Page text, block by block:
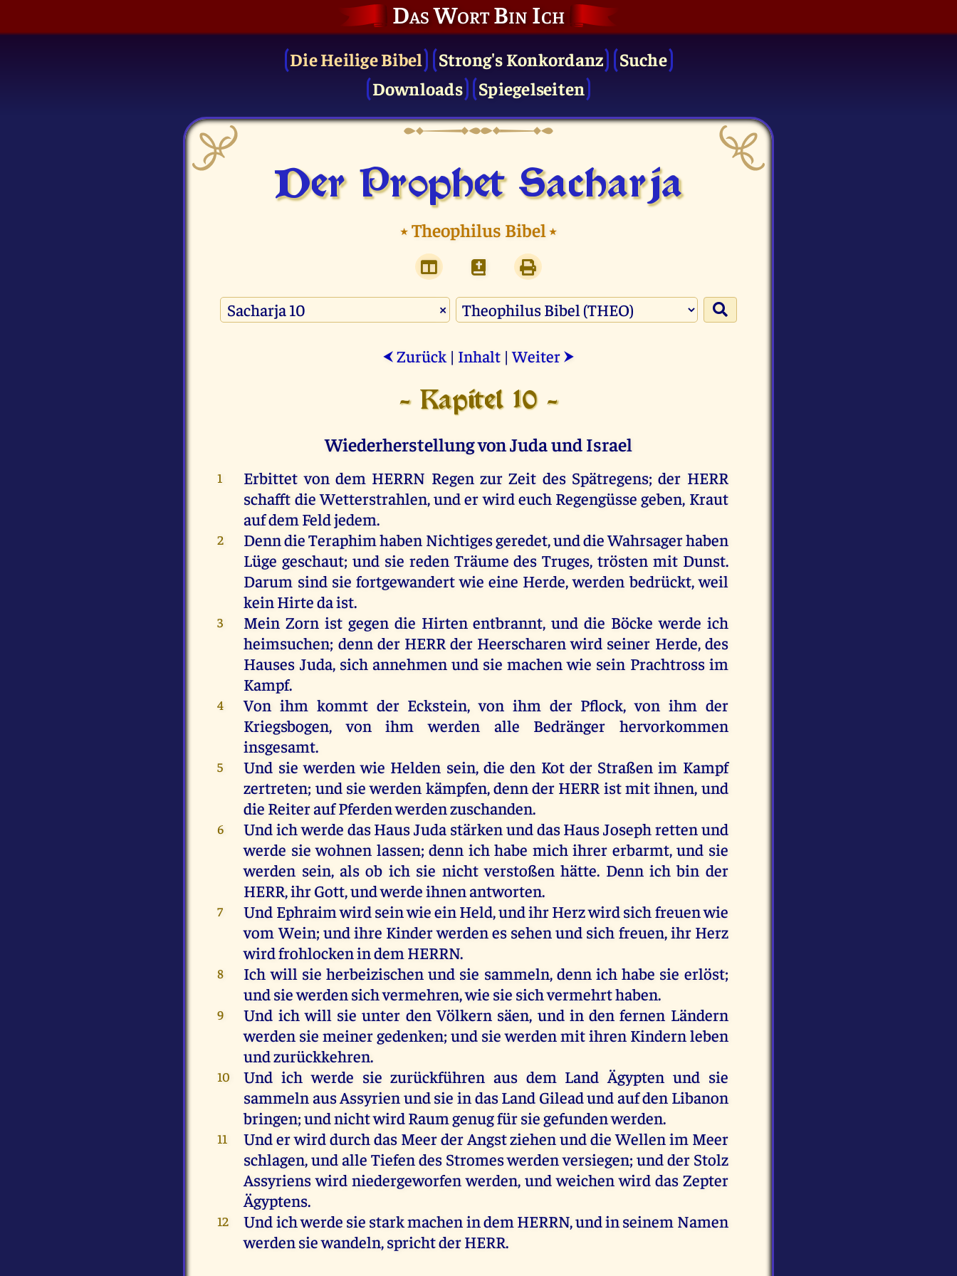
Das Wort Bin Ich
Die Heilige Bibel Strong's Konkordanz
Suche
Downloads
Spiegelseiten
Der Prophet Sacharja
⭑Theophilus Bibel⭑
×
⮜ Zurück | Inhalt |Weiter ⮞
- Kapitel 10 -
Wiederherstellung von Juda und Israel
1 Erbittetvon dem HERRN Regen zur Zeit desSpätregens;der HERR
schafft die Wetterstrahlen,und erwird euch Regengüssegeben, Kraut
aufdem Feldjedem.
2 DenndieTeraphimhaben Nichtigesgeredet,unddieWahrsagerhaben
Lüge geschaut;und sie reden Träume des Truges,trösten mitDunst.
Darum sind sie fortgewandertwie eine Herde,werden bedrückt,weil
kein Hirtedaist.
3 Mein Zorn ist gegen die Hirten entbrannt,und die Böcke werde ich
heimsuchen; denn der HERR der Heerscharen wird seiner Herde, des
Hauses Juda, sich annehmen und sie machen wie sein Prachtross im
Kampf.
4 Von ihm kommt der Eckstein,von ihm derPflock,von ihm der
Kriegsbogen,von ihm werden alle Bedränger hervorkommen
insgesamt.
5 Und sie werden wie Helden sein, die den Kot der Straßen im Kampf
zertreten; und sie werden kämpfen,denn der HERR istmitihnen, und
die ReiteraufPferdenwerdenzuschanden.
6 Und ich werde dasHausJuda stärken und dasHausJoseph retten und
werde sie wohnen lassen;denn ich habe mich ihrer erbarmt,und sie
werden sein,als ob ich sie nicht verstoßen hätte. Denn ich bin der
HERR,ihrGott,undwerdeihnenantworten.
7 Und Ephraimwird seinwieein Held,undihrHerzwird sich freuenwie
vom Wein; und ihre Kinderwerden es sehen und sich freuen,ihr Herz
wirdfrohlockenindem HERRN.
8 Ich will sie herbeizischenund sie sammeln, denn ich habe sie erlöst;
und siewerden sichvermehren,wie sie sichvermehrthaben.
9 Und ich will sie unter den Völkern säen, und in den fernen Ländern
werden sie meinergedenken;und sie werden mitihren Kindern leben
undzurückkehren.
10 Und ich werde sie zurückführen aus dem Land Ägypten und sie
sammeln ausAssyrien und sie in dasLand Gileadund aufden Libanon
bringen;undnichtwird Raum genugfürsiegefundenwerden.
11 Und erwird durch das Meerder Angstziehen und die Wellen im Meer
schlagen,und alle Tiefen des Stromeswerden versiegen;und der Stolz
Assyrienswird niedergeworfenwerden,und weichen wird das Zepter
Ägyptens.
12 Und ichwerde sie starkmachen indem HERRN,undin seinem Namen
werden siewandeln,sprichtderHERR.